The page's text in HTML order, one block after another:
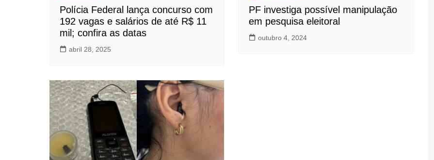
Polícia Federal lança concurso com
192 vagas e salários de até R$ 11
mil; confira as datas
abril 28, 2025
PF investiga possível manipulação
em pesquisa eleitoral
outubro 4, 2024